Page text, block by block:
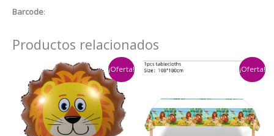
Barcode:
Productos relacionados
¡Oferta! ¡Oferta!